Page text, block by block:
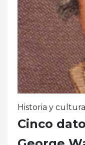
Historia y cultura
Cinco